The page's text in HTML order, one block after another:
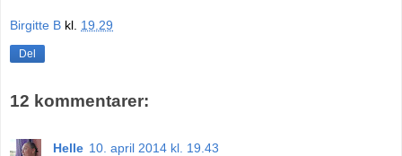
Birgitte B kl. 19.29
Del
12 kommentarer:
Helle 10. april 2014 kl. 19.43